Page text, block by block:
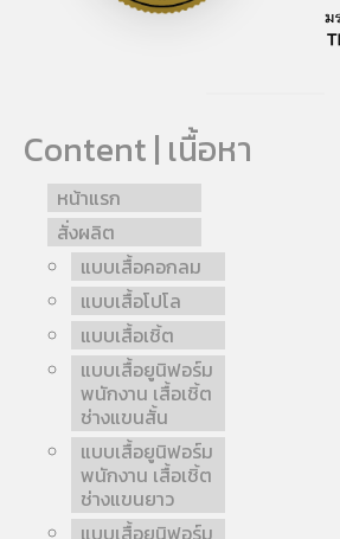
Content | เนื้อหา
หน้าแรก
สั่งผลิต
แบบเสื้อคอกลม
แบบเสื้อโปโล
แบบเสื้อเชิ้ต
แบบเสื้อยูนิฟอร์ม
พนักงาน เสื้อเชิ้ต
ช่างแขนสั้น
แบบเสื้อยูนิฟอร์ม
พนักงาน เสื้อเชิ้ต
ช่างแขนยาว
แบบเสื้อยูนิฟอร์ม